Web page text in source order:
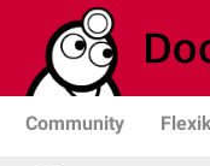
Community